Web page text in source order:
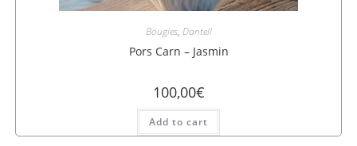
Bougies, Dantell
Pors Carn – Jasmin
100,00€
Add to cart